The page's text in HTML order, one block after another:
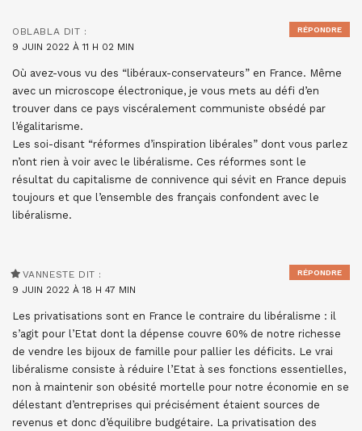
OBLABLA DIT :
9 JUIN 2022 À 11 H 02 MIN
Où avez-vous vu des “libéraux-conservateurs” en France. Même
avec un microscope électronique, je vous mets au défi d’en
trouver dans ce pays viscéralement communiste obsédé par
l’égalitarisme.
Les soi-disant “réformes d’inspiration libérales” dont vous parlez
n’ont rien à voir avec le libéralisme. Ces réformes sont le
résultat du capitalisme de connivence qui sévit en France depuis
toujours et que l’ensemble des français confondent avec le
libéralisme.
RÉPONDRE
VANNESTE DIT :
9 JUIN 2022 À 18 H 47 MIN
Les privatisations sont en France le contraire du libéralisme : il
s’agit pour l’Etat dont la dépense couvre 60% de notre richesse
de vendre les bijoux de famille pour pallier les déficits. Le vrai
libéralisme consiste à réduire l’Etat à ses fonctions essentielles,
non à maintenir son obésité mortelle pour notre économie en se
délestant d’entreprises qui précisément étaient sources de
revenus et donc d’équilibre budgétaire. La privatisation des
RÉPONDRE